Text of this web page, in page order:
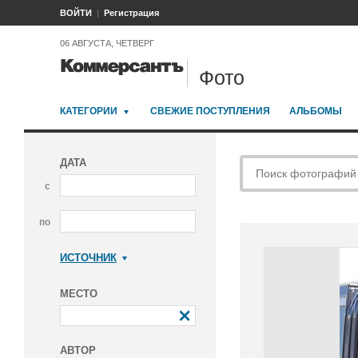
ВОЙТИ Регистрация
06 АВГУСТА, ЧЕТВЕРГ
Фото
КАТЕГОРИИ СВЕЖИЕ ПОСТУПЛЕНИЯ АЛЬБОМЫ
ДАТА
с
по
ИСТОЧНИК
МЕСТО
АВТОР